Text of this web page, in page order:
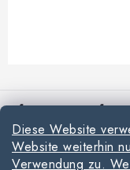
Diese Website
Website weiterhin
Verwendung zu.
u
ß Informationen für
Reklamationen und